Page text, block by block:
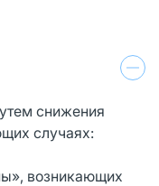
снижения
случаях:
возникающих